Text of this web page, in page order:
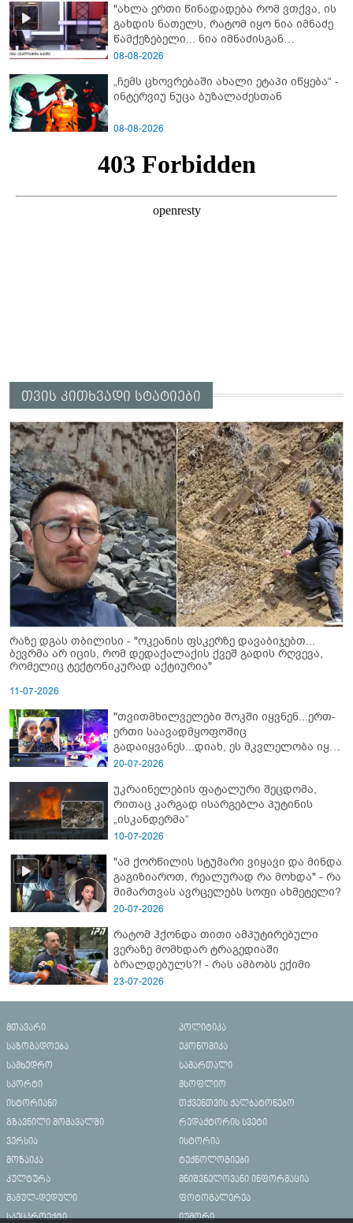
"სქრინს" აქვეყნებს
"ახლა ერთი წინადადება რომ ვთქვა, ის
გახდის ნათელს, რატომ იყო ნია იმნაძე
წამქეზებელი... ნია იმნაძისგან
გამოსული ინფორმაციაა ეს" - რას
08-08-2026
„ჩემს ცხოვრებაში ახალი ეტაპი იწყება“ -
ინტერვიუ ნუცა ბუზალაძესთან
08-08-2026
თვის კითხვადი სტატიები
რაზე დგას თბილისი - "ოკეანის ფსკერზე დავაბიჯებთ...
ბევრმა არ იცის, რომ დედაქალაქის ქვეშ გადის რღვევა,
რომელიც ტექტონიკურად აქტიურია"
11-07-2026
"თვითმხილველები შოკში იყვნენ...ერთ-
ერთი საავადმყოფოშიც
გადაიყვანეს...დიახ, ეს მკვლელობა იყო"
- გორში დატრიალებული ტრაგედიის
20-07-2026
უკრაინელების ფატალური შეცდომა,
რითაც კარგად ისარგებლა პუტინის
„ისკანდერმა“
10-07-2026
"ამ ქორწილის სტუმარი ვიყავი და მინდა
გაგიზიაროთ, რეალურად რა მოხდა" - რა
მიმართვას ავრცელებს სოფი ახმეტელი?
20-07-2026
რატომ ჰქონდა თითი ამპუტირებული
ვერაზე მომხდარ ტრაგედიაში
ბრალდებულს?! - რას ამბობს ექიმი
23-07-2026
მთავარი
პოლიტიკა
საზოგადოება
ეკონომიკა
სამხედრო
სამართალი
სპორტი
მსოფლიო
ისტორიანი
თქვენთვის ქალბატონებო
გზავნილი მომავალში
რედაქტორის სვეტი
ვერსია
ისტორია
მოზაიკა
ტექნოლოგიები
კულტურა
მნიშვნელოვანი ინფორმაცია
მამულ-დედული
ფოტოგალერეა
სპეცპროექტი
იუმორი